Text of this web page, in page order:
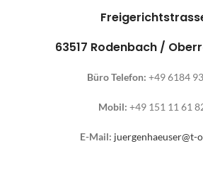
63517 Rodenbach /
Büro Telefon: +49 6184
Mobil: +49 151 11 61
E-Mail: juergenhaeuser@t-